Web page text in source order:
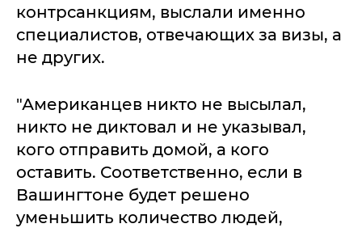
контрсанкциям, выслали именно
специалистов, отвечающих за визы, а
не других.
"Американцев никто не высылал,
никто не диктовал и не указывал,
кого отправить домой, а кого
оставить. Соответственно, если в
Вашингтоне будет решено
уменьшить количество людей,